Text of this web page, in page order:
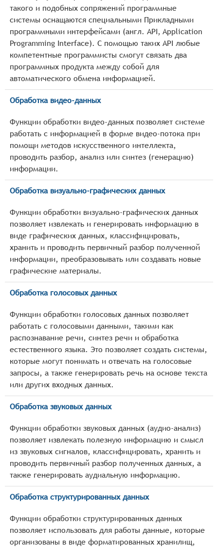
такого и подобных сопряжений программные
системы оснащаются специальными Прикладными
программными интерфейсами (англ. API, Application
Programming Interface). С помощью таких API любые
компетентные программисты смогут связать два
программных продукта между собой для
автоматического обмена информацией.
Обработка видео-данных
Функции обработки видео-данных позволяет системе
работать с информацией в форме видео-потока при
помощи методов искусственного интеллекта,
проводить разбор, анализ или синтез (генерацию)
информации.
Обработка визуально-графических данных
Функции обработки визуально-графических данных
позволяет извлекать и генерировать информацию в
виде графических данных, классифицировать,
хранить и проводить первичный разбор полученной
информации, преобразовывать или создавать новые
графические материалы.
Обработка голосовых данных
Функции обработки голосовых данных позволяет
работать с голосовыми данными, такими как
распознавание речи, синтез речи и обработка
естественного языка. Это позволяет создать системы,
которые могут понимать и отвечать на голосовые
запросы, а также генерировать речь на основе текста
или других входных данных.
Обработка звуковых данных
Функции обработки звуковых данных (аудио-анализ)
позволяет извлекать полезную информацию и смысл
из звуковых сигналов, классифицировать, хранить и
проводить первичный разбор полученных данных, а
также генерировать аудиальную информацию.
Обработка структурированных данных
Функции обработки структурированных данных
позволяет использовать для работы данные, которые
организованы в виде форматированных хранилищ,